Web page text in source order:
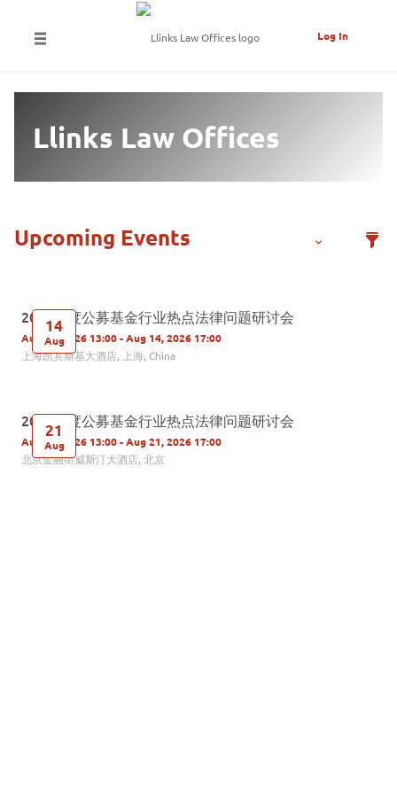
Log In
Llinks Law Offices
14
Aug
2026年度公募基金行业热点法律问题研讨会
Aug 14, 2026 13:00 - Aug 14, 2026 17:00
上海凯宾斯基大酒店, 上海, China
21
Aug
2026年度公募基金行业热点法律问题研讨会
Aug 21, 2026 13:00 - Aug 21, 2026 17:00
北京金融街威斯汀大酒店, 北京